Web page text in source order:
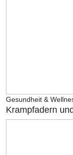
Gesundheit &
Krampfadern